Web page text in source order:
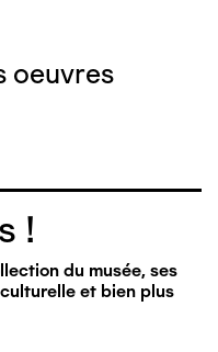
oeuvres
!
du musée, ses
et bien plus